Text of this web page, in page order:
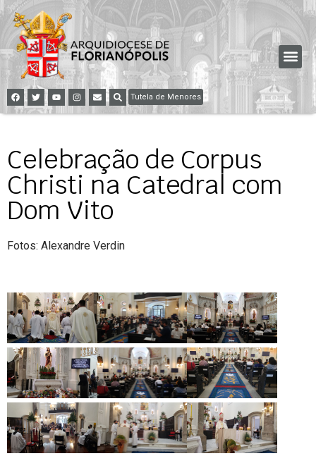
Tutela de Menores
Celebração de Corpus
Christi na Catedral com
Dom Vito
Fotos: Alexandre Verdin